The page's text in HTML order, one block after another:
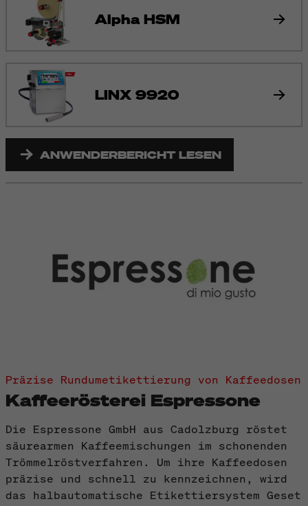
Alpha HSM
LINX 9920
ANWENDERBERICHT LESEN
Präzise Rundumetikettierung von Kaffeedosen
Kaffeerösterei Espressone
Die Espressone GmbH aus Cadolzburg röstet
säurearmen Kaffeemischungen im schonenden
Trömmelröstverfahren. Um ihre Kaffeedosen
präzise und schnell zu kennzeichnen, wird
das halbautomatische Etikettiersystem Geset